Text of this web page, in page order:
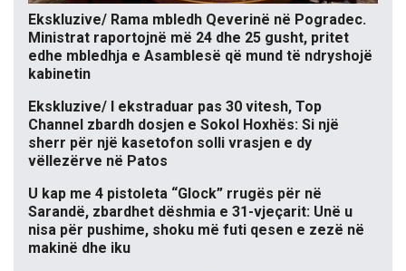
Ekskluzive/ Rama mbledh Qeverinë në Pogradec.
Ministrat raportojnë më 24 dhe 25 gusht, pritet
edhe mbledhja e Asamblesë që mund të ndryshojë
kabinetin
Ekskluzive/ I ekstraduar pas 30 vitesh, Top
Channel zbardh dosjen e Sokol Hoxhës: Si një
sherr për një kasetofon solli vrasjen e dy
vëllezërve në Patos
U kap me 4 pistoleta “Glock” rrugës për në
Sarandë, zbardhet dëshmia e 31-vjeçarit: Unë u
nisa për pushime, shoku më futi qesen e zezë në
makinë dhe iku